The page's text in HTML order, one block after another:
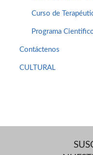
Curso de
Programa
Contáctenos
CULTURAL